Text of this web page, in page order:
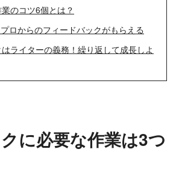
業のコツ6個とは？
ロからのフィードバックがもらえる
ライターの義務！繰り返して成長しよ
に必要な作業は3つ